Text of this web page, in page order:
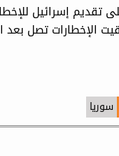
تقديم إسرائيل
الإخطارات تصل بعد
سوريا